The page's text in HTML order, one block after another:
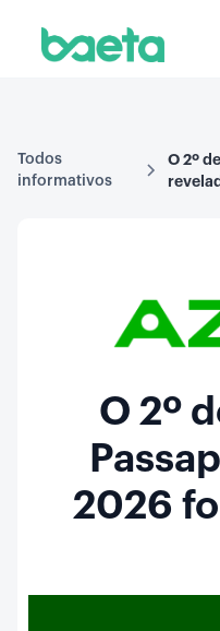
Todos
informativos
O 2º
O 2º
2026